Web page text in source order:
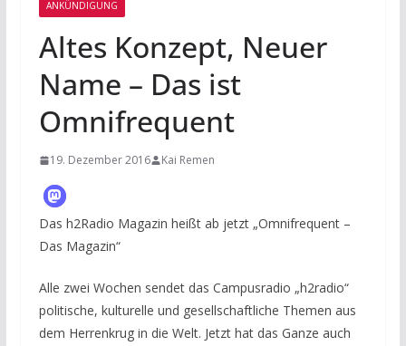
ANKÜNDIGUNG
Altes Konzept, Neuer
Name – Das ist
Omnifrequent
19. Dezember 2016 Kai Remen
Das h2Radio Magazin heißt ab jetzt „Omnifrequent –
Das Magazin“
Alle zwei Wochen sendet das Campusradio „h2radio“
politische, kulturelle und gesellschaftliche Themen aus
dem Herrenkrug in die Welt. Jetzt hat das Ganze auch